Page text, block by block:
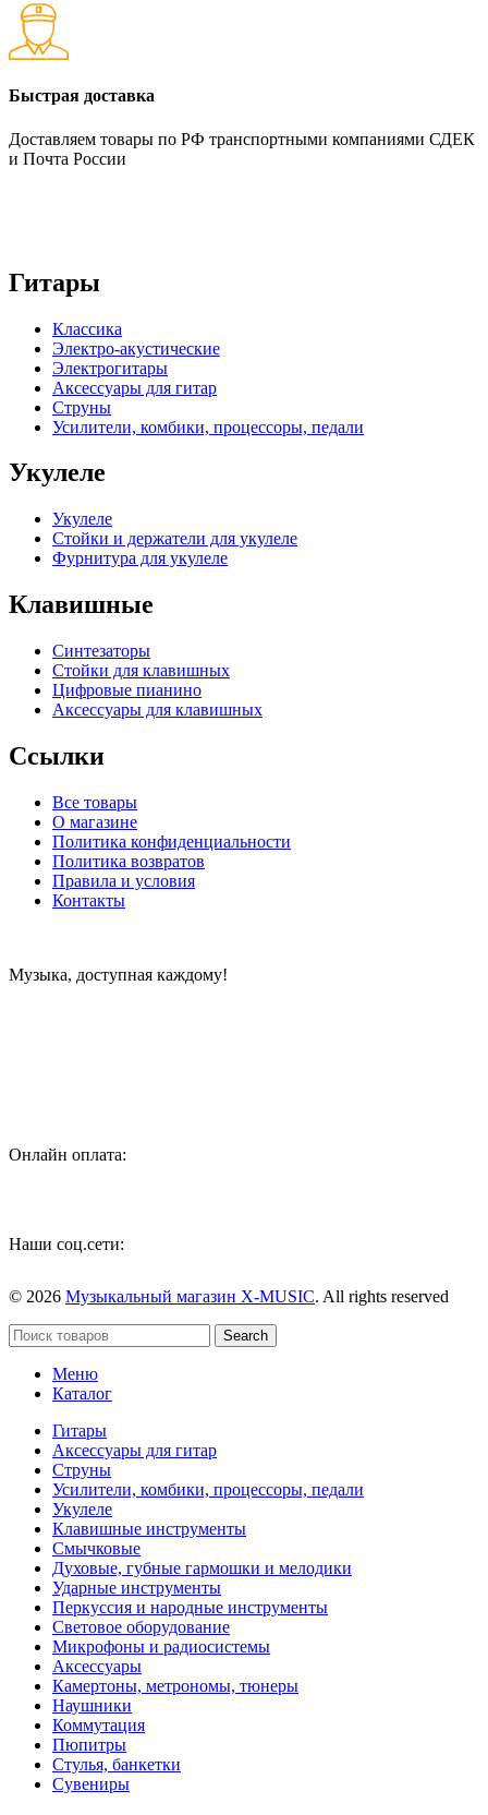
Быстрая доставка
Доставляем товары по РФ транспортными компаниями СДЕК
и Почта России
Гитары
Классика
Электро-акустические
Электрогитары
Аксессуары для гитар
Струны
Усилители, комбики, процессоры, педали
Укулеле
Укулеле
Стойки и держатели для укулеле
Фурнитура для укулеле
Клавишные
Синтезаторы
Стойки для клавишных
Цифровые пианино
Аксессуары для клавишных
Ссылки
Все товары
О магазине
Политика конфиденциальности
Политика возвратов
Правила и условия
Контакты
Музыка, доступная каждому!
Онлайн оплата:
Наши соц.сети:
© 2026 Музыкальный магазин X-MUSIC. All rights reserved
Search
Меню
Каталог
Гитары
Аксессуары для гитар
Струны
Усилители, комбики, процессоры, педали
Укулеле
Клавишные инструменты
Смычковые
Духовые, губные гармошки и мелодики
Ударные инструменты
Перкуссия и народные инструменты
Световое оборудование
Микрофоны и радиосистемы
Аксессуары
Камертоны, метрономы, тюнеры
Наушники
Коммутация
Пюпитры
Стулья, банкетки
Сувениры